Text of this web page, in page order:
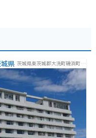
県 茨城県東茨城郡大洗町磯浜町６
８８１